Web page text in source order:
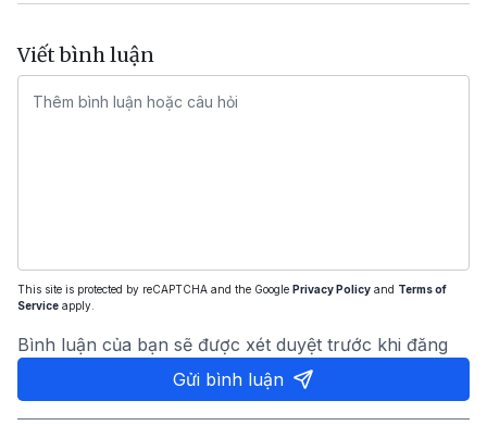
Viết bình luận
This site is protected by reCAPTCHA and the Google Privacy Policy and Terms of
Service apply.
Bình luận của bạn sẽ được xét duyệt trước khi đăng
Gửi bình luận